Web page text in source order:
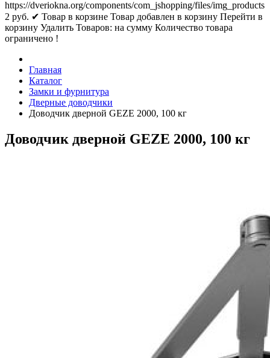
https://dveriokna.org/components/com_jshopping/files/img_products
2 руб. ✔ Товар в корзине Товар добавлен в корзину Перейти в
корзину Удалить Товаров: на сумму Количество товара
ограничено !
Главная
Каталог
Замки и фурнитура
Дверные доводчики
Доводчик дверной GEZE 2000, 100 кг
Доводчик дверной GEZE 2000, 100 кг